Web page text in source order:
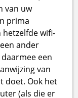
van uw
prima
wifi-
ander
een
van
doet. Ook het
(als die er